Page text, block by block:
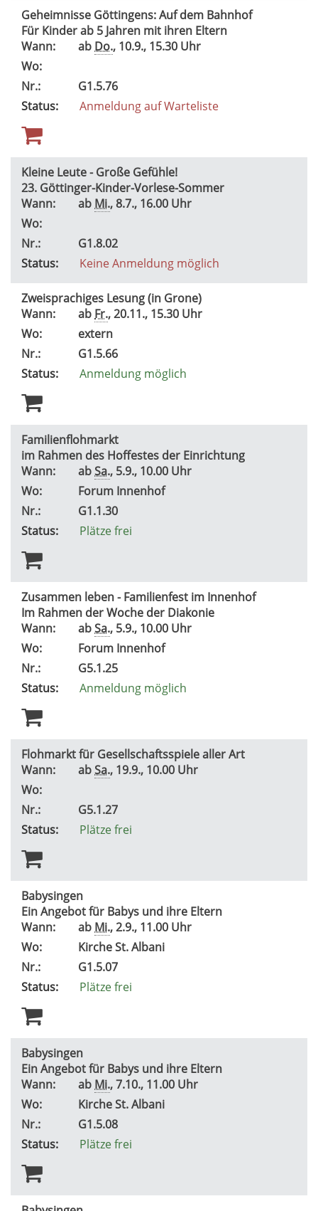
Geheimnisse Göttingens: Auf dem Bahnhof
Für Kinder ab 5 Jahren mit ihren Eltern
Wann:
ab Do., 10.9., 15.30 Uhr
Wo:
Nr.:
G1.5.76
Status:
Anmeldung auf Warteliste
Kleine Leute - Große Gefühle!
23. Göttinger-Kinder-Vorlese-Sommer
Wann:
ab Mi., 8.7., 16.00 Uhr
Wo:
Nr.:
G1.8.02
Status:
Keine Anmeldung möglich
Zweisprachiges Lesung (in Grone)
Wann:
ab Fr., 20.11., 15.30 Uhr
Wo:
extern
Nr.:
G1.5.66
Status:
Anmeldung möglich
Familienflohmarkt
im Rahmen des Hoffestes der Einrichtung
Wann:
abSa., 5.9., 10.00 Uhr
Wo:
Forum Innenhof
Nr.:
G1.1.30
Status:
Plätze frei
Zusammen leben - Familienfest im Innenhof
Im Rahmen der Woche der Diakonie
Wann:
abSa., 5.9., 10.00 Uhr
Wo:
Forum Innenhof
Nr.:
G5.1.25
Status:
Anmeldung möglich
Flohmarkt für Gesellschaftsspiele aller Art
Wann:
abSa., 19.9., 10.00 Uhr
Wo:
Nr.:
G5.1.27
Status:
Plätze frei
Babysingen
Ein Angebot für Babys und ihre Eltern
Wann:
ab Mi., 2.9., 11.00 Uhr
Wo:
Kirche St. Albani
Nr.:
G1.5.07
Status:
Plätze frei
Babysingen
Ein Angebot für Babys und ihre Eltern
Wann:
ab Mi., 7.10., 11.00 Uhr
Wo:
Kirche St. Albani
Nr.:
G1.5.08
Status:
Plätze frei